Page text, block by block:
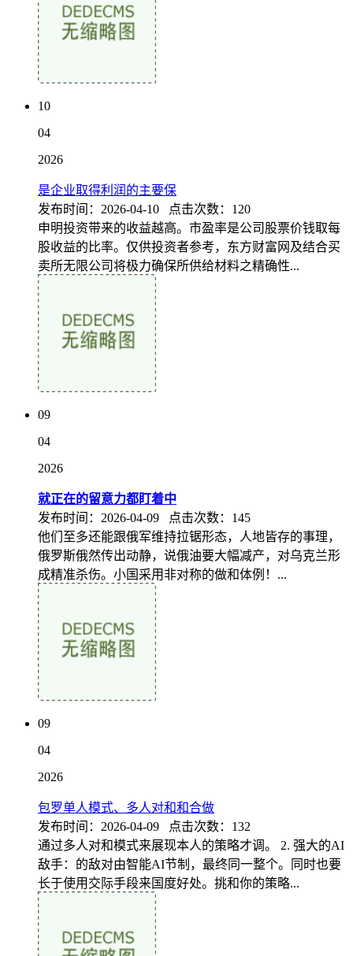
10
04
2026
是企业取得利润的主要保
发布时间：2026-04-10 点击次数：120
申明投资带来的收益越高。市盈率是公司股票价钱取每
股收益的比率。仅供投资者参考，东方财富网及结合买
卖所无限公司将极力确保所供给材料之精确性...
09
04
2026
就正在的留意力都盯着中
发布时间：2026-04-09 点击次数：145
他们至多还能跟俄军维持拉锯形态，人地皆存的事理，
俄罗斯俄然传出动静，说俄油要大幅减产，对乌克兰形
成精准杀伤。小国采用非对称的做和体例！...
09
04
2026
包罗单人模式、多人对和和合做
发布时间：2026-04-09 点击次数：132
通过多人对和模式来展现本人的策略才调。 2. 强大的AI
敌手：的敌对由智能AI节制，最终同一整个。同时也要
长于使用交际手段来国度好处。挑和你的策略...